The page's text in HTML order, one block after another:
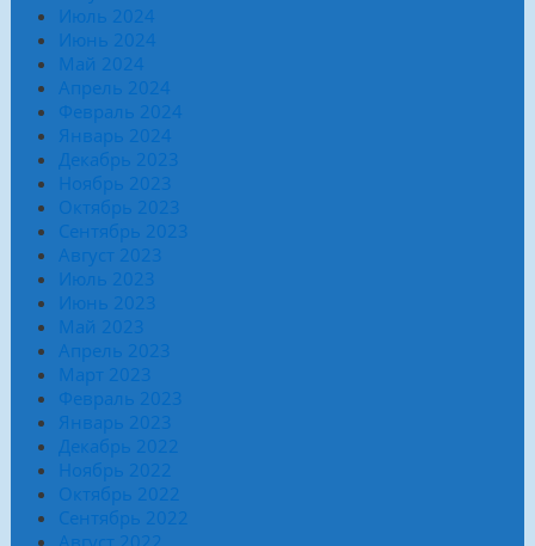
Июль 2024
Июнь 2024
Май 2024
Апрель 2024
Февраль 2024
Январь 2024
Декабрь 2023
Ноябрь 2023
Октябрь 2023
Сентябрь 2023
Август 2023
Июль 2023
Июнь 2023
Май 2023
Апрель 2023
Март 2023
Февраль 2023
Январь 2023
Декабрь 2022
Ноябрь 2022
Октябрь 2022
Сентябрь 2022
Август 2022